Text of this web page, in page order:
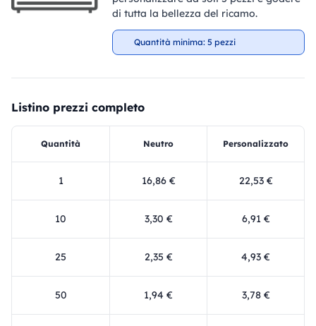
di tutta la bellezza del ricamo.
Quantità minima: 5 pezzi
Listino prezzi completo
Quantità Neutro Personalizzato
1 16,86 € 22,53 €
10 3,30 € 6,91 €
25 2,35 € 4,93 €
50 1,94 € 3,78 €